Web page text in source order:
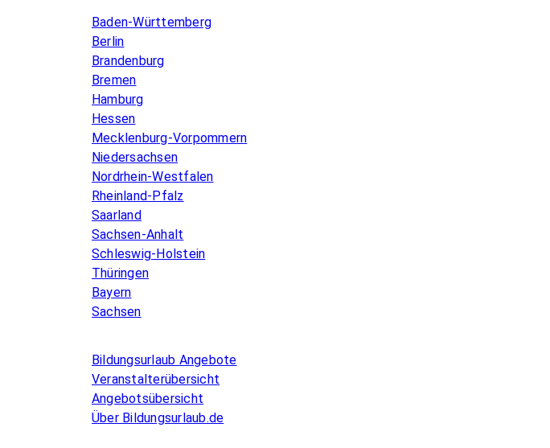
Baden-Württemberg
Berlin
Brandenburg
Bremen
Hamburg
Hessen
Mecklenburg-Vorpommern
Niedersachsen
Nordrhein-Westfalen
Rheinland-Pfalz
Saarland
Sachsen-Anhalt
Schleswig-Holstein
Thüringen
Bayern
Sachsen
Bildungsurlaub Angebote
Veranstalterübersicht
Angebotsübersicht
Über Bildungsurlaub.de